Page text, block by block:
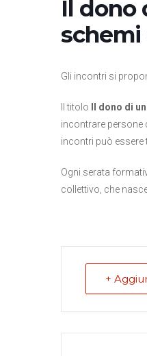
Il dono
schemi
Gli incontri si
Il titolo Il dono di
incontrare persone
incontri può
Ogni serata
collettivo, che
+